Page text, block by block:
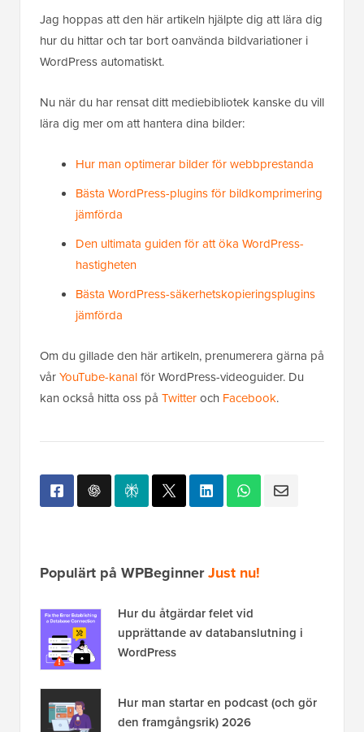
Jag hoppas att den här artikeln hjälpte dig att lära dig
hur du hittar och tar bort oanvända bildvariationer i
WordPress automatiskt.
Nu när du har rensat ditt mediebibliotek kanske du vill
lära dig mer om att hantera dina bilder:
Hur man optimerar bilder för webbprestanda
Bästa WordPress-plugins för bildkomprimering
jämförda
Den ultimata guiden för att öka WordPress-
hastigheten
Bästa WordPress-säkerhetskopieringsplugins
jämförda
Om du gillade den här artikeln, prenumerera gärna på
vårYouTube-kanalför WordPress-videoguider. Du
kan också hitta oss på Twitteroch Facebook.
Populärt på WPBeginnerJust nu!
Hur du åtgärdar felet vid
upprättande av databanslutning i
WordPress
Hur man startar en podcast (och gör
den framgångsrik) 2026